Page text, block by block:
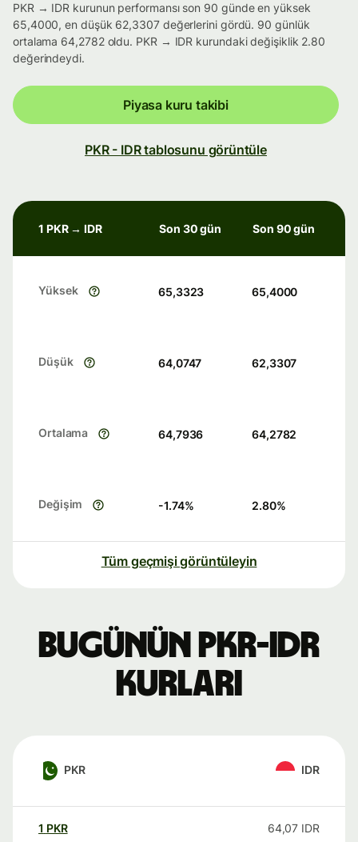
PKR → IDR kurunun performansı son 90 günde en yüksek
65,4000, en düşük 62,3307 değerlerini gördü. 90 günlük
ortalama 64,2782 oldu. PKR → IDR kurundaki değişiklik 2.80
değerindeydi.
Piyasa kuru takibi
PKR - IDR tablosunu görüntüle
1 PKR → IDR Son 30 gün Son 90 gün
Yüksek 65,3323 65,4000
Düşük 64,0747 62,3307
Ortalama 64,7936 64,2782
Değişim -1.74% 2.80%
Tüm geçmişi görüntüleyin
Bugünün PKR-IDR
kurları
PKR IDR
1 PKR 64,07 IDR